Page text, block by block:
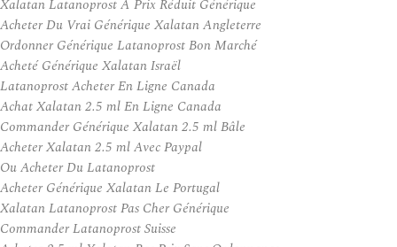
Xalatan Latanoprost À Prix Réduit Générique
Acheter Du Vrai Générique Xalatan Angleterre
Ordonner Générique Latanoprost Bon Marché
Acheté Générique Xalatan Israël
Latanoprost Acheter En Ligne Canada
Achat Xalatan 2.5 ml En Ligne Canada
Commander Générique Xalatan 2.5 ml Bâle
Acheter Xalatan 2.5 ml Avec Paypal
Ou Acheter Du Latanoprost
Acheter Générique Xalatan Le Portugal
Xalatan Latanoprost Pas Cher Générique
Commander Latanoprost Suisse